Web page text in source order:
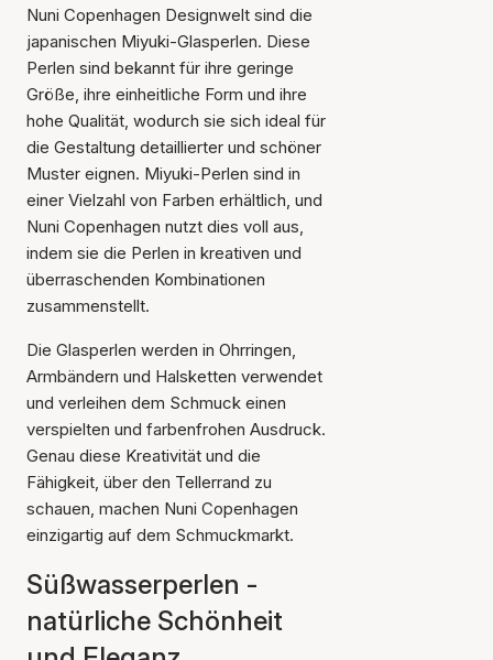
Nuni Copenhagen Designwelt sind die
japanischen Miyuki-Glasperlen. Diese
Perlen sind bekannt für ihre geringe
Größe, ihre einheitliche Form und ihre
hohe Qualität, wodurch sie sich ideal für
die Gestaltung detaillierter und schöner
Muster eignen. Miyuki-Perlen sind in
einer Vielzahl von Farben erhältlich, und
Nuni Copenhagen nutzt dies voll aus,
indem sie die Perlen in kreativen und
überraschenden Kombinationen
zusammenstellt.
Die Glasperlen werden in Ohrringen,
Armbändern und Halsketten verwendet
und verleihen dem Schmuck einen
verspielten und farbenfrohen Ausdruck.
Genau diese Kreativität und die
Fähigkeit, über den Tellerrand zu
schauen, machen Nuni Copenhagen
einzigartig auf dem Schmuckmarkt.
Süßwasserperlen -
natürliche Schönheit